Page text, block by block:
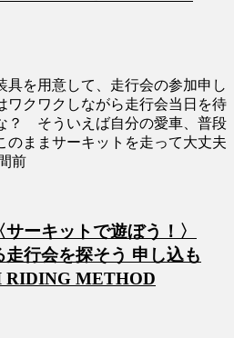
具を用意して、走行会の参加申し
ワクワクしながら走行会当日を待
そういえば自分の愛車、普段
のままサーキットを走って大丈夫
前
ーキットで遊ぼう！〉
走行会を探そう 申し込も
RIDING METHOD